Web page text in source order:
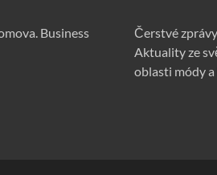
Business
Čerstvé
Aktuality ze
oblasti módy